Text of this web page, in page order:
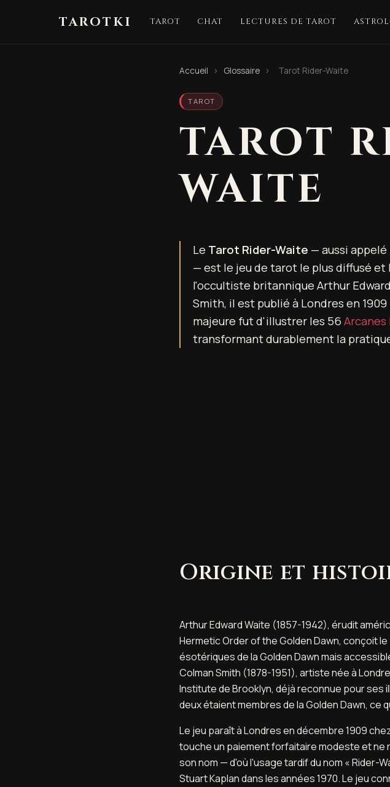
TAROTKI TAROT CHAT LECTURES DE TAROT
Accueil › Glossaire › Tarot Rider-Waite
TAROT
TAROT
WAITE
Le Tarot Rider-Waite — aussi
— est le jeu de tarot le plus diffusé et
l'occultiste britannique Arthur
Smith, il est publié à Londres en
majeure fut d'illustrer les 56Arcanes
transformant durablement la
Origine et
Arthur Edward Waite (1857-1942), érudit
Hermetic Order of the Golden Dawn, conçoit
ésotériques de la Golden Dawn mais
Colman Smith (1878-1951), artiste née à
Institute de Brooklyn, déjà reconnue pour ses
deux étaient membres de la Golden Dawn,
Le jeu paraît à Londres en décembre 1909
touche un paiement forfaitaire modeste et ne
son nom — d'où l'usage tardif du nom « Rider-
Stuart Kaplan dans les années 1970. Le jeu